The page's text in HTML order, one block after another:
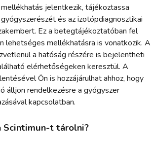
jelentkezik, tájékoztassa
és az izotópdiagnosztikai
Ez a betegtájékoztatóban fel
lehetséges mellékhatásra is vonatkozik. A
a hatóság részére is bejelentheti
elérhetőségeken keresztül. A
Ön is hozzájárulhat ahhoz, hogy
álljon rendelkezésre a gyógyszer
kapcsolatban.
Scintimun-t tárolni?